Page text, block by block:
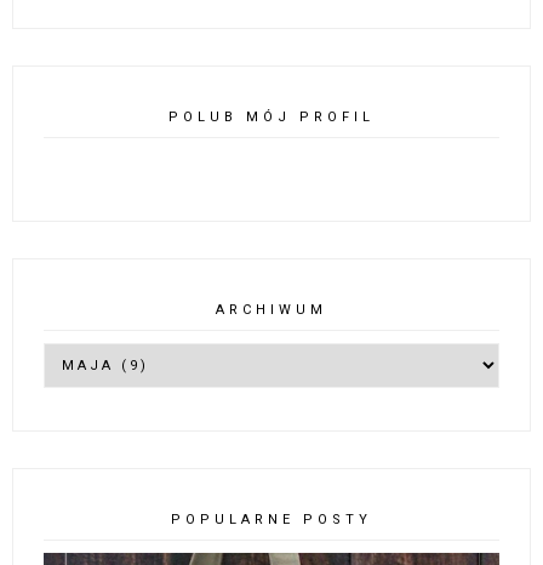
POLUB MÓJ PROFIL
ARCHIWUM
POPULARNE POSTY